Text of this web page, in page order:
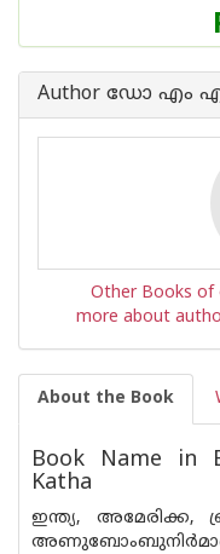
Author ഡോ എം
Other
more about
About the Book
Book Name in
Katha
ഇന്ത്യ, അമേരിക്ക,